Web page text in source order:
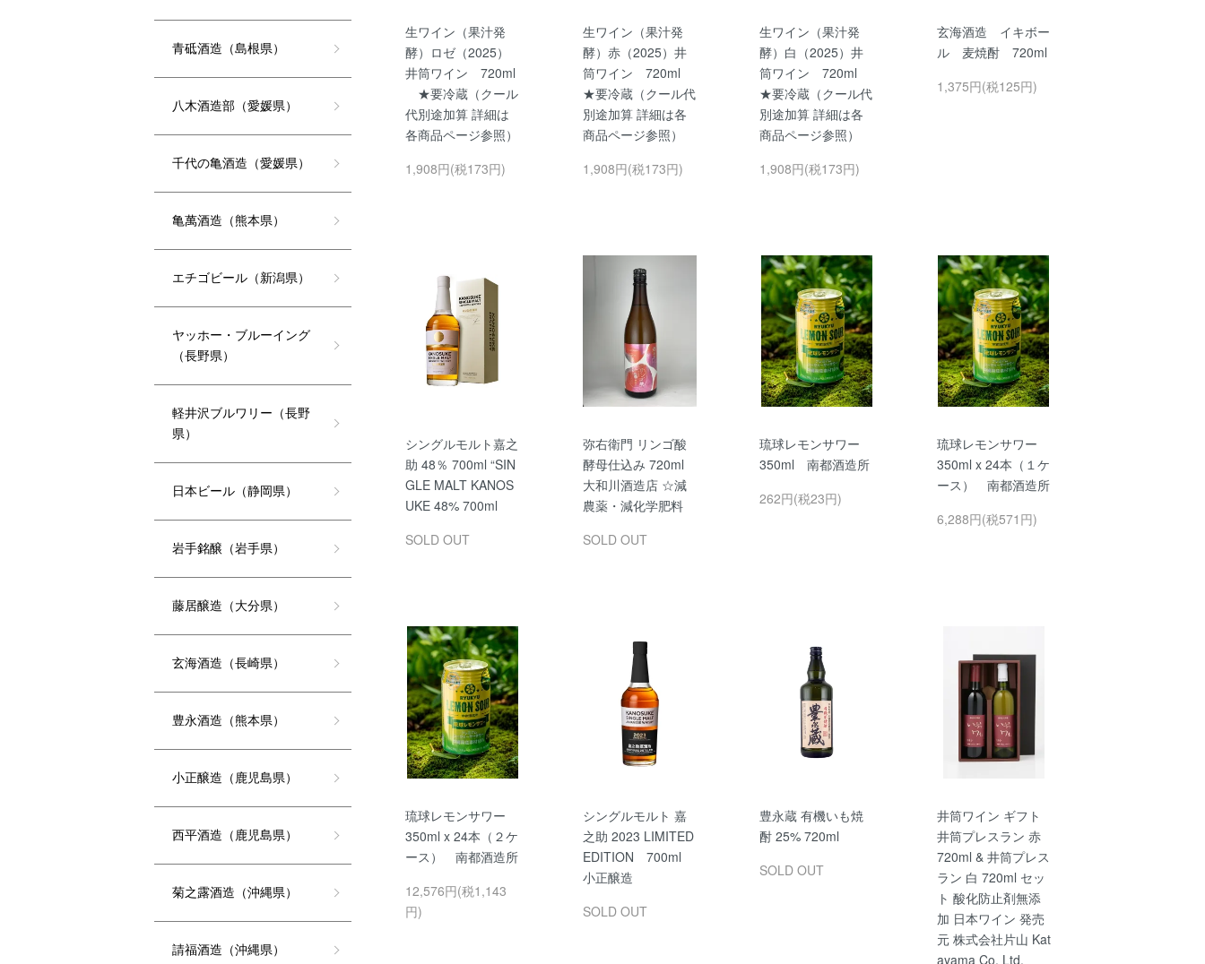
生ワイン（果汁発
酵）ロゼ（2025）
井筒ワイン 720ml
★要冷蔵（クール
代別途加算 詳細は
各商品ページ参照）
1,908円(税173円)
生ワイン（果汁発
酵）赤（2025）井
筒ワイン 720ml
★要冷蔵（クール代
別途加算 詳細は各
商品ページ参照）
1,908円(税173円)
生ワイン（果汁発
酵）白（2025）井
筒ワイン 720ml
★要冷蔵（クール代
別途加算 詳細は各
商品ページ参照）
1,908円(税173円)
玄海酒造 イキボー
ル 麦焼酎 720ml
1,375円(税125円)
シングルモルト嘉之
助 48％ 700ml “SIN
GLE MALT KANOS
UKE 48% 700ml
SOLD OUT
弥右衛門 リンゴ酸
酵母仕込み 720ml
大和川酒造店 ☆減
農薬・減化学肥料
SOLD OUT
琉球レモンサワー
350ml 南都酒造所
262円(税23円)
琉球レモンサワー
350ml x 24本（１ケ
ース） 南都酒造所
6,288円(税571円)
琉球レモンサワー
350ml x 24本（２ケ
ース） 南都酒造所
12,576円(税1,143
円)
シングルモルト 嘉
之助 2023 LIMITED
EDITION 700ml
小正醸造
SOLD OUT
豊永蔵 有機いも焼
酎 25% 720ml
SOLD OUT
井筒ワイン ギフト
井筒プレスラン 赤
720ml & 井筒プレス
ラン 白 720ml セッ
ト 酸化防止剤無添
加 日本ワイン 発売
元 株式会社片山 Kat
ayama Co. Ltd.
青砥酒造（島根県）
八木酒造部（愛媛県）
千代の亀酒造（愛媛県）
亀萬酒造（熊本県）
エチゴビール（新潟県）
ヤッホー・ブルーイング
（長野県）
軽井沢ブルワリー（長野
県）
日本ビール（静岡県）
岩手銘醸（岩手県）
藤居醸造（大分県）
玄海酒造（長崎県）
豊永酒造（熊本県）
小正醸造（鹿児島県）
西平酒造（鹿児島県）
菊之露酒造（沖縄県）
請福酒造（沖縄県）